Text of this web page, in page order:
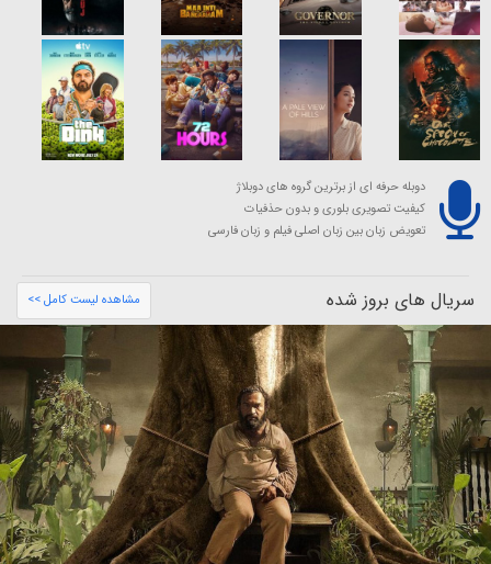
دوبله حرفه ای از برترین گروه های دوبلاژ
کیفیت تصویری بلوری و بدون حذفیات
تعویض زبان بین زبان اصلی فیلم و زبان فارسی
سریال های بروز شده مشاهده لیست کامل >>